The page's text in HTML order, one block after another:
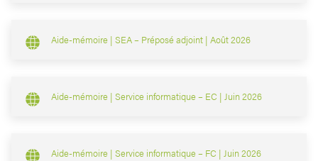
Aide-mémoire | SEA – Préposé adjoint | Août 2026
Aide-mémoire | Service informatique – EC | Juin 2026
Aide-mémoire | Service informatique – FC | Juin 2026